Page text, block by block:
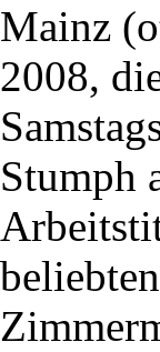
Mainz
2008,
Stumph